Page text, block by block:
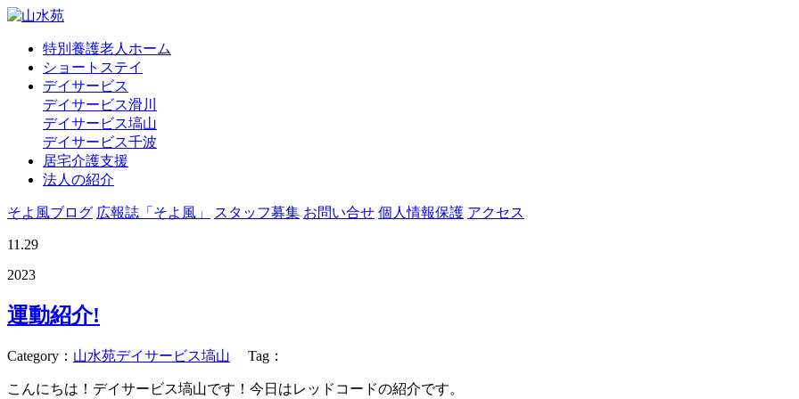
特別養護老人ホーム
ショートステイ
デイサービス
デイサービス滑川
デイサービス塙山
デイサービス千波
居宅介護支援
法人の紹介
そよ風ブログ 広報誌「そよ風」 スタッフ募集 お問い合せ 個人情報保護 アクセス
11.29
2023
運動紹介!
Category ： 山水苑デイサービス塙山 Tag ：
こんにちは！デイサービス塙山です！今日はレッドコードの紹介です。